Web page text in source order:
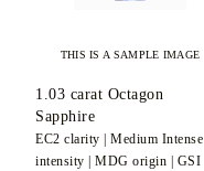
THIS IS A SAMPLE IMAGE
1.03 carat Octagon
Sapphire
EC2 clarity | Medium Intense
intensity | MDG origin | GSI